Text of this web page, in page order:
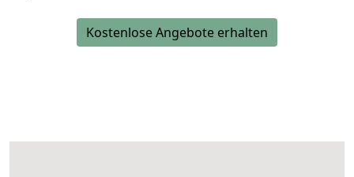
Kostenlose Angebote erhalten